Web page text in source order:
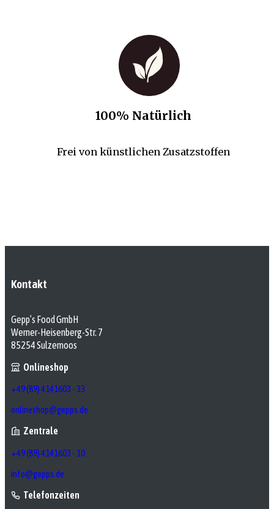
100% Natürlich
Frei von künstlichen Zusatzstoffen
Kontakt
Gepp’s Food GmbH
Werner-Heisenberg-Str. 7
85254 Sulzemoos
Onlineshop
+49 (89) 4141603 - 33
onlineshop@gepps.de
Zentrale
+49 (89) 4141603 - 10
info@gepps.de
Telefonzeiten